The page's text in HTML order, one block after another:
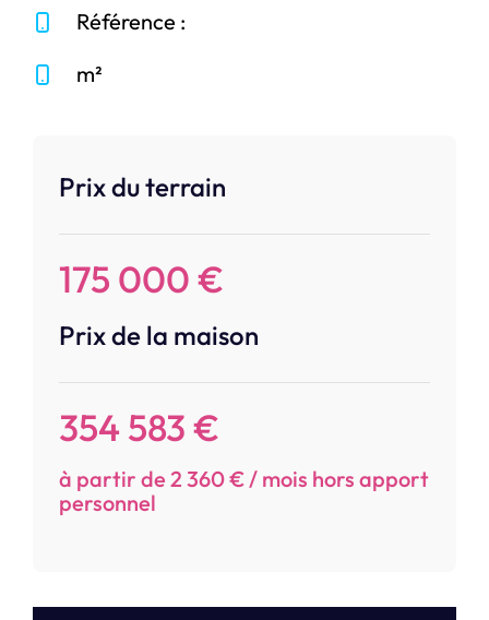
Prix du terrain
175 000 €
Prix de la maison
354 583 €
à partir de 2 360 € / mois hors apport
personnel
Référence :
m²